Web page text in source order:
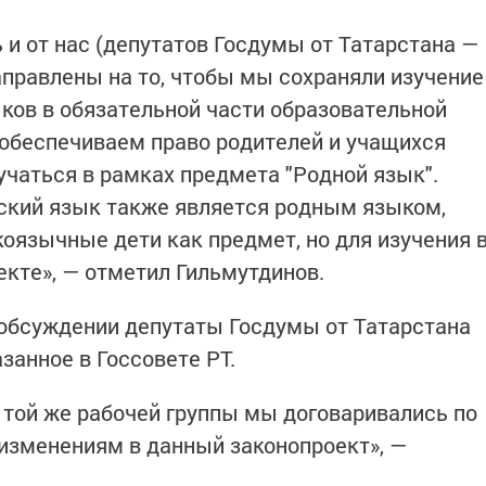
от нас (депутатов Госдумы от Татарстана —
на то, чтобы мы сохраняли изучение
в обязательной части образовательной
право родителей и учащихся
в рамках предмета "Родной язык".
язык также является родным языком,
дети как предмет, но для изучения
— отметил Гильмутдинов.
депутаты Госдумы от Татарстана
в Госсовете РТ.
же рабочей группы мы договаривались по
в данный законопроект», —